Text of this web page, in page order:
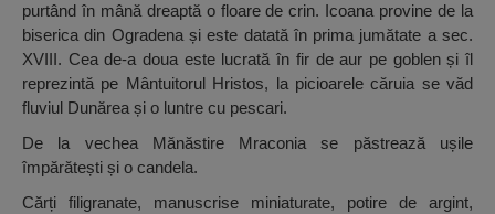
purtând în mână dreaptă o floare de crin. Icoana provine de la
biserica din Ogradena și este datată în prima jumătate a sec.
XVIII. Cea de-a doua este lucrată în fir de aur pe goblen și îl
reprezintă pe Mântuitorul Hristos, la picioarele căruia se văd
fluviul Dunărea și o luntre cu pescari.
De la vechea Mănăstire Mraconia se păstrează ușile
împărătești și o candela.
Cărți filigranate, manuscrise miniaturate, potire de argint,